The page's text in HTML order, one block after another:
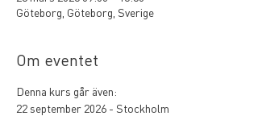
Göteborg, Göteborg, Sverige
Om eventet
Denna kurs går även:
22 september 2026 - Stockholm